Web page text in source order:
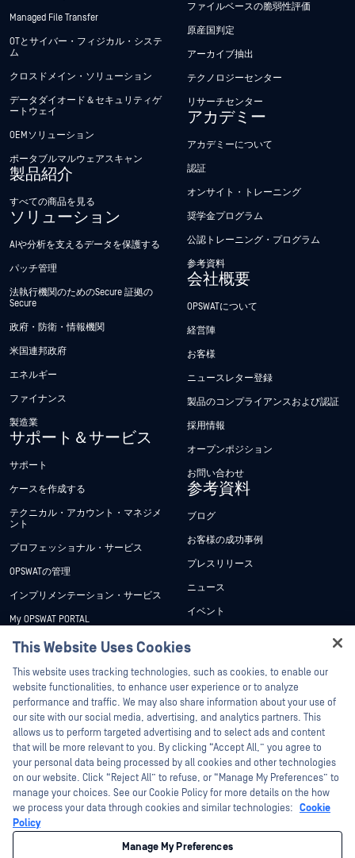
Managed File Transfer
OTとサイバー・フィジカル・システ
ム
クロスドメイン・ソリューション
データダイオード＆セキュリティゲ
ートウェイ
OEMソリューション
ポータブルマルウェアスキャン
製品紹介
すべての商品を見る
ソリューション
AIや分析を支えるデータを保護する
パッチ管理
法執行機関のためのSecure 証拠の
Secure
政府・防衛・情報機関
米国連邦政府
エネルギー
ファイナンス
製造業
サポート＆サービス
サポート
ケースを作成する
テクニカル・アカウント・マネジメ
ント
プロフェッショナル・サービス
OPSWATの管理
インプリメンテーション・サービス
My OPSWAT PORTAL
技術文書
トレーニング
脆弱性対策プログラム
パートナー
認証
テクノロジー・パートナー
OPSWAT チャネル パートナー
ファイルベースの脆弱性評価
原産国判定
アーカイブ抽出
テクノロジーセンター
リサーチセンター
アカデミー
アカデミーについて
認証
オンサイト・トレーニング
奨学金プログラム
公認トレーニング・プログラム
参考資料
会社概要
OPSWATについて
経営陣
お客様
ニュースレター登録
製品のコンプライアンスおよび認証
採用情報
オープンポジション
お問い合わせ
参考資料
ブログ
お客様の成功事例
プレスリリース
ニュース
イベント
ホワイトペーパー
無料ツール
©2026OPSWAT . All rights reserved.OPSWAT、MetaDefender、Metascan、
MetaAccess、OPSWAT 、Trust no File. Trust No Device.、OPSWAT 、Protecting the
World's Critical Infrastructure、Deep CDR™ Technology、InQuest、InQuestロゴ、
DFI、RetroHunt、Deep File Inspection、およびJoin the Huntは、OPSWAT の商標
This Website Uses Cookies
This website uses tracking technologies, such as cookies, to enable our
website functionalities, to enhance user experience or to analyze
performance and traffic. We may also share information about your use of
our site with our social media, advertising, and analytics partners. This
allows us to perform targeted advertising and to select ads and content
that will be more relevant to you. By clicking “Accept All,” you agree to
your personal data being processed by all cookies and other technologies
on our website. Click “Reject All” to refuse, or “Manage My Preferences” to
manage your choices. See our Cookie Policy for more details on the how
we process your data through cookies and similar technologies: Cookie
Policy
Manage My Preferences
Hey there!
I'm Ozzy, your OPSWAT virtual assistant.
How can I help you secure what's critical
today?